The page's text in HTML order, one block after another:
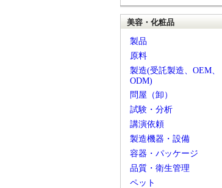
美容・化粧品
製品
原料
製造(受託製造、OEM、
ODM)
問屋（卸）
試験・分析
講演依頼
製造機器・設備
容器・パッケージ
品質・衛生管理
ペット